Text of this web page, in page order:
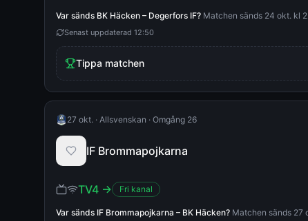
Var sänds BK Häcken – Degerfors IF? Matchen sänds 24 okt. kl
Senast uppdaterad 12:50
Tippa matchen
27 okt. · Allsvenskan · Omgång 26
IF Brommapojkarna
TV4 → Fri kanal
Var sänds IF Brommapojkarna – BK Häcken? Matchen sänds 27